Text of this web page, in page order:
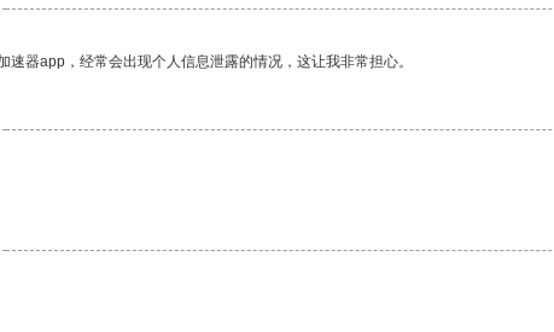
器app，经常会出现个人信息泄露的情况，这让我非常担心。